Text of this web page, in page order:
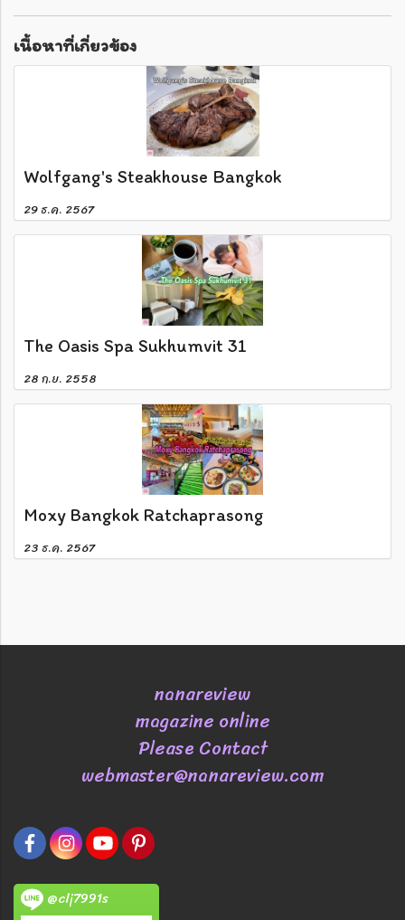
เนื้อหาที่เกี่ยวข้อง
Wolfgang's Steakhouse Bangkok
29 ธ.ค. 2567
The Oasis Spa Sukhumvit 31
28 ก.ย. 2558
Moxy Bangkok Ratchaprasong
23 ธ.ค. 2567
nanareview
magazine online
Please Contact
webmaster@nanareview.com
@clj7991s